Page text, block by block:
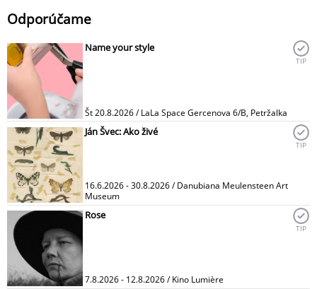
Odporúčame
Name your style
Št 20.8.2026 / LaLa Space Gercenova 6/B, Petržalka
TIP
Ján Švec: Ako živé
16.6.2026 - 30.8.2026 / Danubiana Meulensteen Art
Museum
TIP
Rose
7.8.2026 - 12.8.2026 / Kino Lumière
TIP